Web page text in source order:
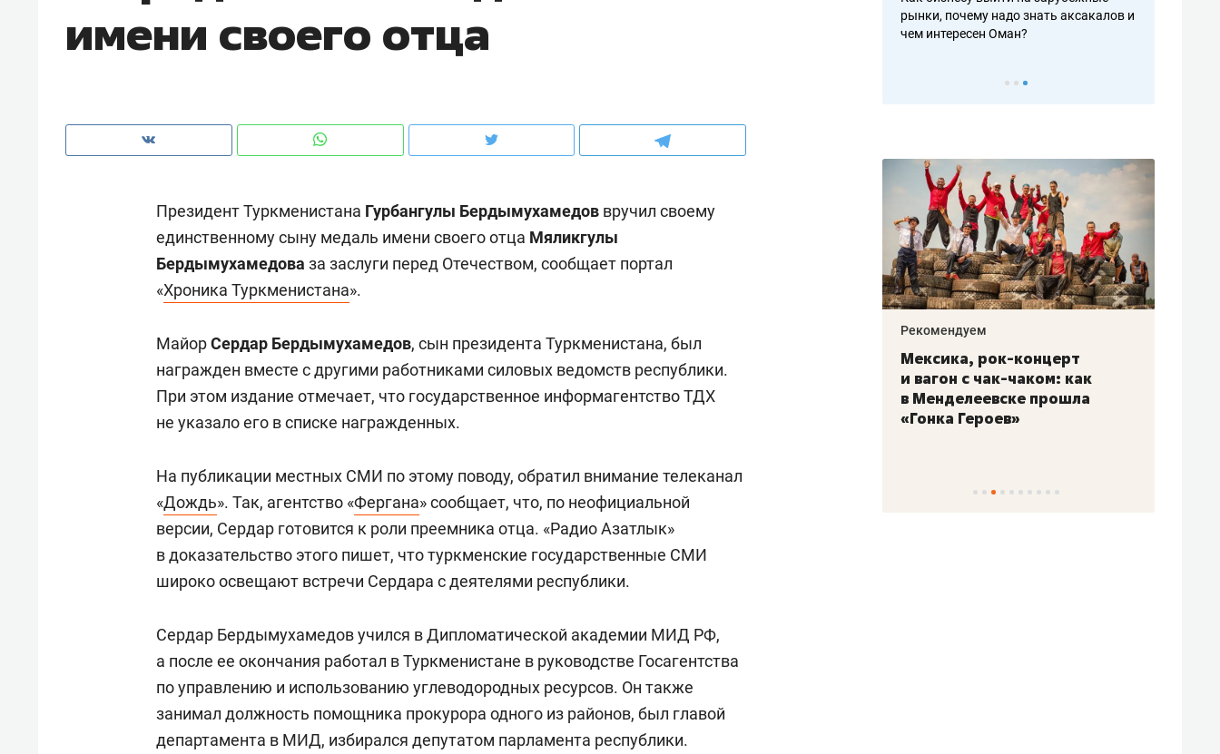
имени своего отца
Президент Туркменистана Гурбангулы Бердымухамедов вручил своему
единственному сыну медаль имени своего отца Мяликгулы
Бердымухамедова за заслуги перед Отечеством, сообщает портал
«Хроника Туркменистана».
МайорСердар Бердымухамедов, сын президента Туркменистана, был
награжден вместе с другими работниками силовых ведомств республики.
При этом издание отмечает, что государственное информагентство ТДХ
не указало его в списке награжденных.
На публикации местных СМИ по этому поводу, обратил внимание телеканал
«Дождь». Так, агентство «Фергана» сообщает, что, по неофициальной
версии, Сердар готовится к роли преемника отца. «Радио Азатлык»
в доказательство этого пишет, что туркменские государственные СМИ
широко освещают встречи Сердара с деятелями республики.
Сердар Бердымухамедов учился в Дипломатической академии МИД РФ,
а после ее окончания работал в Туркменистане в руководстве Госагентства
по управлению и использованию углеводородных ресурсов. Он также
занимал должность помощника прокурора одного из районов, был главой
департамента в МИД, избирался депутатом парламента республики.
чем интересен Оман?
клиентах и чудных запросах мастеров
рынки, почему надо знать аксакалов и
чем интересен Оман?
Как ГК «МИР ГРУПП» и ВТБ
создают оазис жилого
комфорта под Казанью
150 камер до квартиры и Face
ID вместо ключа: какой будет
безопасность в ЖК «Нова»
Опыт выживания в дикой
природе, работа
с ментальным и физическим
Рекомендуем
Мексика, рок-концерт
и вагон с чак-чаком: как
в Менделеевске прошла
«Гонка Героев»